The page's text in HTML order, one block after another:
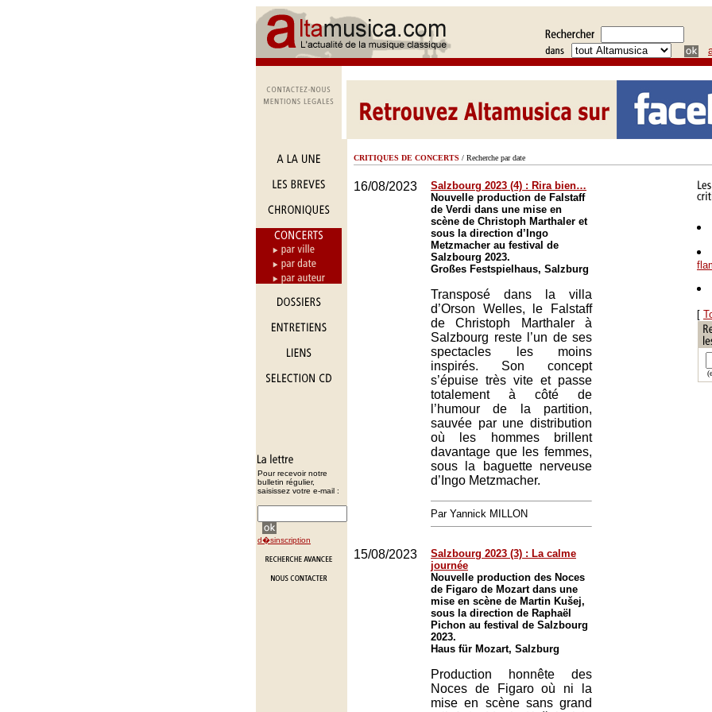
Pour recevoir notre
bulletin régulier,
saisissez votre e-mail :
d�sinscription
CRITIQUES DE CONCERTS / Recherche par date
16/08/2023
Salzbourg 2023 (4) : Rira bien…
Nouvelle production de Falstaff
de Verdi dans une mise en
scène de Christoph Marthaler et
sous la direction d’Ingo
Metzmacher au festival de
Salzbourg 2023.
Großes Festspielhaus, Salzburg
Transposé dans la villa
d’Orson Welles, le Falstaff
de Christoph Marthaler à
Salzbourg reste l’un de ses
spectacles les moins
inspirés. Son concept
s’épuise très vite et passe
totalement à côté de
l’humour de la partition,
sauvée par une distribution
où les hommes brillent
davantage que les femmes,
sous la baguette nerveuse
d’Ingo Metzmacher.
Par Yannick MILLON
15/08/2023
Salzbourg 2023 (3) : La calme
journée
Nouvelle production des Noces
de Figaro de Mozart dans une
mise en scène de Martin Kušej,
sous la direction de Raphaël
Pichon au festival de Salzbourg
2023.
Haus für Mozart, Salzburg
Production honnête des
Noces de Figaro où ni la
mise en scène sans grand
[